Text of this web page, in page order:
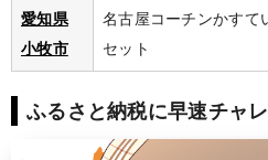
愛知県
小牧市
名古屋コーチンかすて
セット
ふるさと納税に早速チャ